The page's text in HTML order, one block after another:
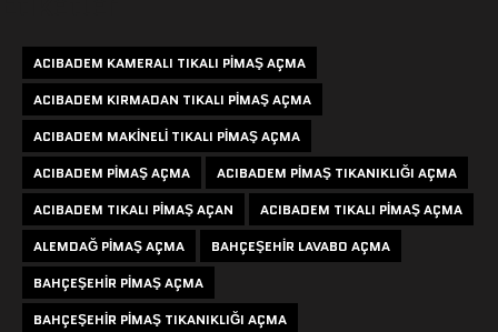
ACIBADEM KAMERALI TIKALI PIMAŞ AÇMA
ACIBADEM KIRMADAN TIKALI PIMAŞ AÇMA
ACIBADEM MAKINELI TIKALI PIMAŞ AÇMA
ACIBADEM PIMAŞ AÇMA
ACIBADEM PIMAŞ TIKANIKLIĞI AÇMA
ACIBADEM TIKALI PIMAŞ AÇAN
ACIBADEM TIKALI PIMAŞ AÇMA
ALEMDAĞ PIMAŞ AÇMA
BAHÇEŞEHIR LAVABO AÇMA
BAHÇEŞEHIR PIMAŞ AÇMA
BAHÇEŞEHIR PIMAŞ TIKANIKLIĞI AÇMA